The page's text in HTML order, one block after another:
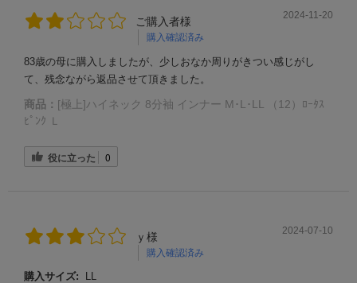
ご購入者様
購入確認済み
2024-11-20
83歳の母に購入しましたが、少しおなか周りがきつい感じがし
て、残念ながら返品させて頂きました。
商品： [極上]ハイネック 8分袖 インナー M･L･LL （12）ﾛｰﾀｽ
ﾋﾟﾝｸ Ｌ
役に立った 0
ｙ様
購入確認済み
2024-07-10
購入サイズ:
LL